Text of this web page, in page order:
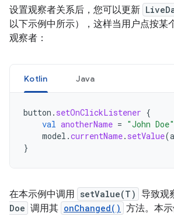
设置观察者关系后，您可以更新
以下示例中所示），这样当用户点按某
观察者：
Kotlin Java
button . setOnClickListener {
val anotherName = "John Doe"
model .currentName. setValue(
}
在本示例中调用 setValue(T) 导致观
Doe 调用其 onChanged() 方法。本